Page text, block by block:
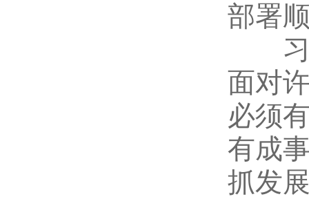
部署
习近
面对
必须
有成
抓发